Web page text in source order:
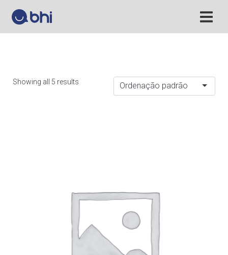
Showing all 5 results Ordenação padrão